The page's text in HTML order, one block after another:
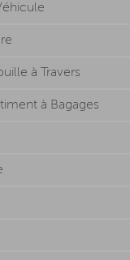
à Travers
à Bagages